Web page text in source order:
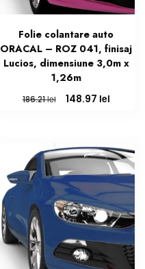
Folie colantare auto
ORACAL – ROZ 041, finisaj
Lucios, dimensiune 3,0m x
1,26m
186.21lei
Prețul
186.21 lei.
148.97 leiPrețul